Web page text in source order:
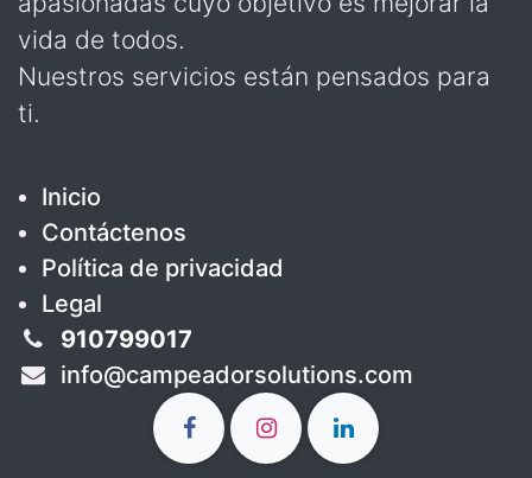
vida de todos.
Nuestros servicios están pensados para
ti.
Inicio
Contáctenos
Política de privacidad
Legal
910799017
info@campeadorsolutions.com